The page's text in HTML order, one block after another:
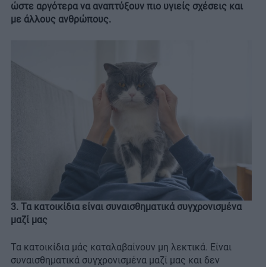
ώστε αργότερα να αναπτύξουν πιο υγιείς σχέσεις και
με άλλους ανθρώπους.
3. Τα κατοικίδια είναι συναισθηματικά συγχρονισμένα
μαζί μας
Τα κατοικίδια μάς καταλαβαίνουν μη λεκτικά. Είναι
συναισθηματικά συγχρονισμένα μαζί μας και δεν